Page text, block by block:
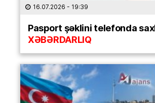
16.07.2026 - 19:39
Pasport şəklini telefonda
XƏBƏRDARLIQ